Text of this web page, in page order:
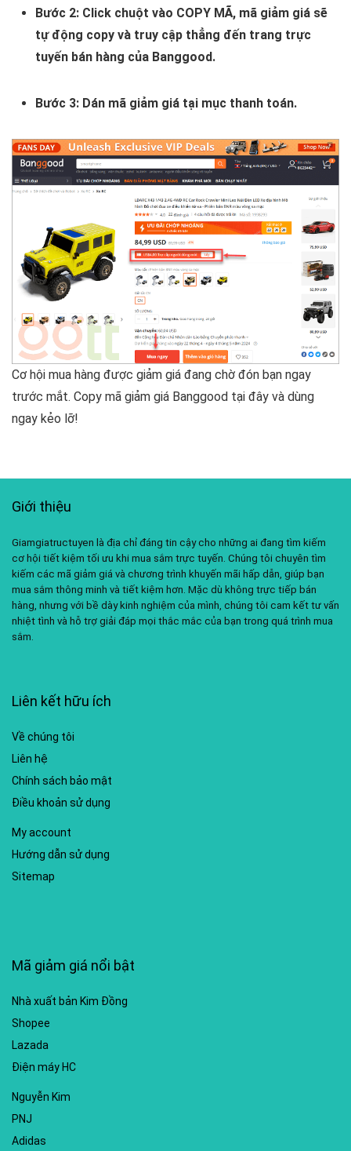
Bước 2: Click chuột vào COPY MÃ, mã giảm giá sẽ
tự động copy và truy cập thẳng đến trang trực
tuyến bán hàng của Banggood.
Bước 3: Dán mã giảm giá tại mục thanh toán.
Cơ hội mua hàng được giảm giá đang chờ đón bạn ngay
trước mắt. Copy mã giảm giá Banggood tại đây và dùng
ngay kẻo lỡ!
Giới thiệu
Giamgiatructuyen là địa chỉ đáng tin cậy cho những ai đang tìm kiếm
cơ hội tiết kiệm tối ưu khi mua sắm trực tuyến. Chúng tôi chuyên tìm
kiếm các mã giảm giá và chương trình khuyến mãi hấp dẫn, giúp bạn
mua sắm thông minh và tiết kiệm hơn. Mặc dù không trực tiếp bán
hàng, nhưng với bề dày kinh nghiệm của mình, chúng tôi cam kết tư vấn
nhiệt tình và hỗ trợ giải đáp mọi thắc mắc của bạn trong quá trình mua
sắm.
Liên kết hữu ích
Về chúng tôi
Liên hệ
Chính sách bảo mật
Điều khoản sử dụng
My account
Hướng dẫn sử dụng
Sitemap
Mã giảm giá nổi bật
Nhà xuất bản Kim Đồng
Shopee
Lazada
Điện máy HC
Nguyễn Kim
PNJ
Adidas